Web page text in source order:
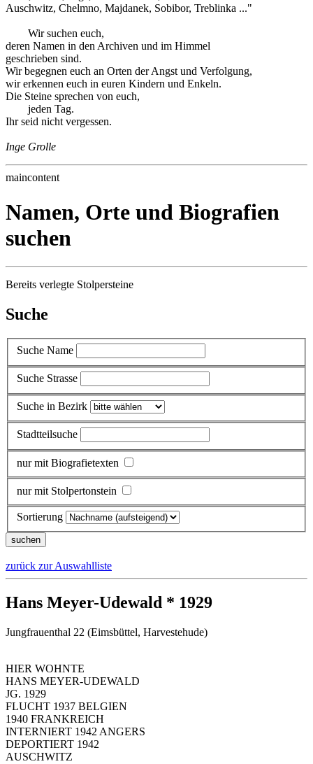
Auschwitz, Chelmno, Majdanek, Sobibor, Treblinka ..."
Wir suchen euch,
deren Namen in den Archiven und im Himmel
geschrieben sind.
Wir begegnen euch an Orten der Angst und Verfolgung,
wir erkennen euch in euren Kindern und Enkeln.
Die Steine sprechen von euch,
jeden Tag.
Ihr seid nicht vergessen.
Inge Grolle
maincontent
Namen, Orte und Biografien
suchen
Bereits verlegte Stolpersteine
Suche
Suche Name
Suche Strasse
Suche in Bezirk
Stadtteilsuche
nur mit Biografietexten
nur mit Stolpertonstein
Sortierung
zurück zur Auswahlliste
Hans Meyer-Udewald * 1929
Jungfrauenthal 22 (Eimsbüttel, Harvestehude)
HIER WOHNTE
HANS MEYER-UDEWALD
JG. 1929
FLUCHT 1937 BELGIEN
1940 FRANKREICH
INTERNIERT 1942 ANGERS
DEPORTIERT 1942
AUSCHWITZ